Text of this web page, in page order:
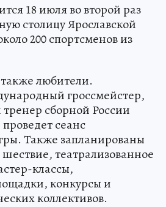
18 июля во второй раз
столицу Ярославской
200 спортсменов из
также любители.
гроссмейстер,
сборной России
сеанс
Также запланированы
театрализованное
классы,
конкурсы и
коллективов.